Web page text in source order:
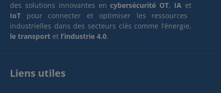
des solutions innovantes encybersécurité OT, IA et
IoT pour connecter et optimiser les ressources
industrielles dans des secteurs clés comme l’énergie,
le transport et l’industrie 4.0.
Liens utiles